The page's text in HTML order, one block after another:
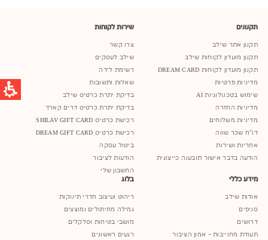
תקנונים
תקנון אתר שילב
תקנון מועדון לקוחות שילב
תקנון מועדון לקוחות DREAM CARD
מדיניות פרטיות
שימוש בטכנולוגיות AI
מדיניות החזרה
מדיניות משלוחים
דו"ח שכר שווה
אחריות ושירות
הודעה בדבר אישור תובענה כייצוגית
שירות לקוחות
צרו קשר
שילב לעסקים
רשימת לידה
שאלות ותשובות
בדיקת יתרת כרטיס שילב
בדיקת יתרת כרטיס דרים קארד
רכישת כרטיס SHILAV GIFT CARD
רכישת כרטיס DREAM GIFT CARD
ביטול עסקה
הודעות לציבור
החשבון שלי
מידע כללי
אודות שילב
סניפים
דרושים
תעודת מחוייבות - אמון הציבור
בלוג
ריהוט ועיצוב חדרי תינוקות
גמילה מחיתולים ומוצצים
מושבי בטיחות וסלקלים
רגעים ראשונים